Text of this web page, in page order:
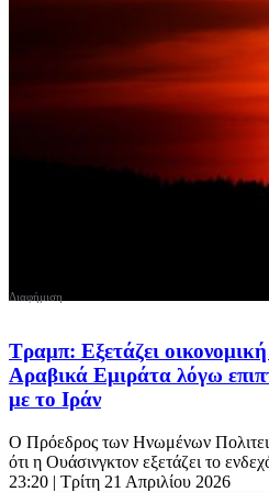
Τραμπ: Εξετάζει
Αραβικά Εμιράτα λόγω
με το Ιράν
Ο Πρόεδρος των Ηνωμένων
ότι η Ουάσινγκτον εξετάζει το
23:20 | Τρίτη 21 Απριλίου 2026